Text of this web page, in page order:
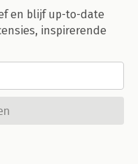
en blijf up-to-date
inspirerende